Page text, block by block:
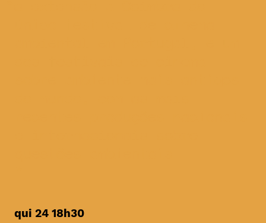
qui 24 18h30